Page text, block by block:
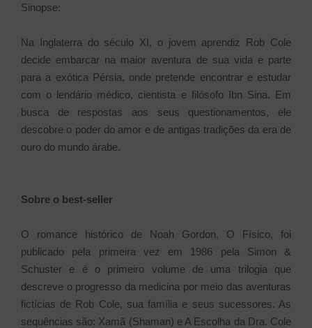
Sinopse:
Na Inglaterra do século XI, o jovem aprendiz Rob Cole
decide embarcar na maior aventura de sua vida e parte
para a exótica Pérsia, onde pretende encontrar e estudar
com o lendário médico, cientista e filósofo Ibn Sina. Em
busca de respostas aos seus questionamentos, ele
descobre o poder do amor e de antigas tradições da era de
ouro do mundo árabe.
Sobre o best-seller
O romance histórico de Noah Gordon, O Físico, foi
publicado pela primeira vez em 1986 pela Simon &
Schuster e é o primeiro volume de uma trilogia que
descreve o progresso da medicina por meio das aventuras
fictícias de Rob Cole, sua família e seus sucessores. As
sequências são: Xamã (Shaman) e A Escolha da Dra. Cole